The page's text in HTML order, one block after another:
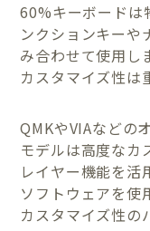
60%キーボードは
ンクションキーや
み合わせて使用し
カスタマイズ性は
QMKやVIAなどの
モデルは高度なカ
レイヤー機能を活
ソフトウェアを使
カスタマイズ性の